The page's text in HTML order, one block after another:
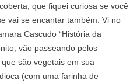
que fiquei curiosa se você
vai se encantar também. Vi no
Cascudo “História da
vão passeando pelos
são vegetais em sua
(com uma farinha de